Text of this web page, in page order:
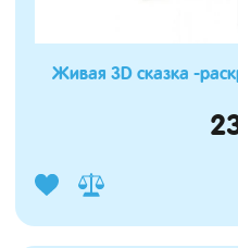
Живая 3D сказка -